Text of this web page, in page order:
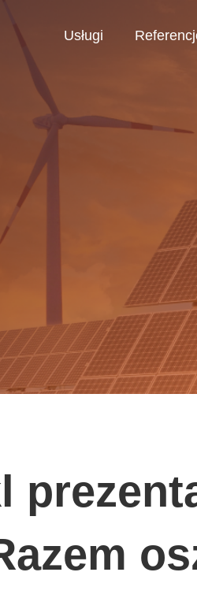
Usługi